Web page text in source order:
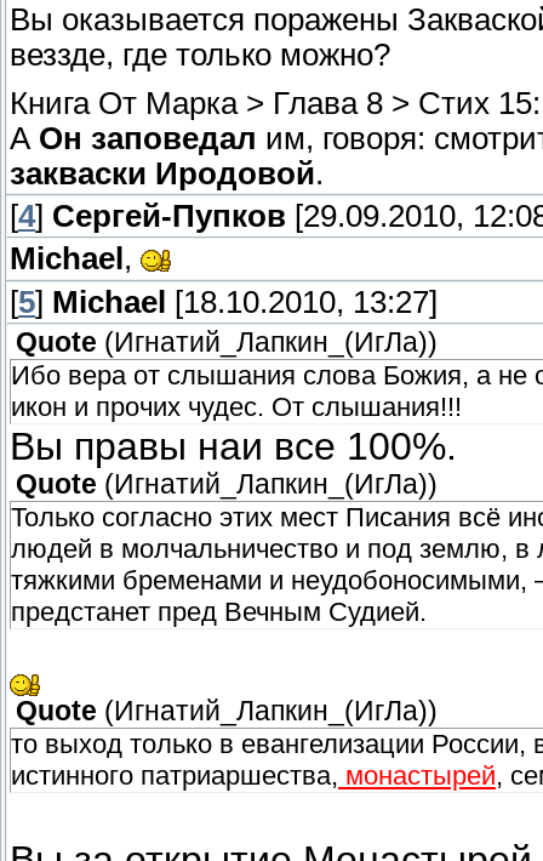
Вы оказывается поражены
веззде, где только можно?
Книга От Марка > Глава 8 > Стих 15:
А Он заповедал им, говоря:
закваски Иродовой.
[4] Сергей-Пупков [29.09.2010,
Michael ,
[5] Michael [18.10.2010, 13:27]
Quote (Игнатий_Лапкин_(ИгЛа))
Ибо вера от слышания слова Божия, а не
икон и прочих чудес. От слышания!!!
Вы правы наи все 100%.
Quote (Игнатий_Лапкин_(ИгЛа))
Только согласно этих мест Писания всё
людей в молчальничество и под землю,
тяжкими бременами и неудобоносимыми,
предстанет пред Вечным Судией.
Quote (Игнатий_Лапкин_(ИгЛа))
то выход только в евангелизации
истинного патриаршества, монастырей,